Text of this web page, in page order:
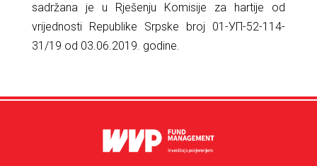
sadržana je u Rješenju Komisije za hartije od
vrijednosti Republike Srpske broj 01-УП-52-114-
31/19 od 03.06.2019. godine.